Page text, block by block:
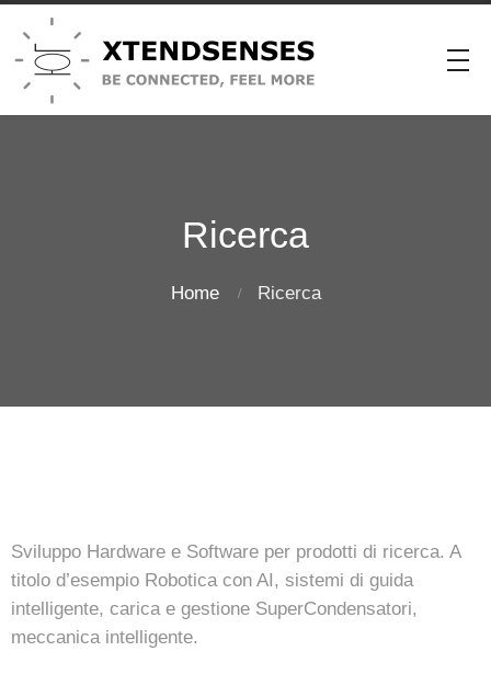
Ricerca
Home Ricerca
Sviluppo Hardware e Software per prodotti di ricerca. A
titolo d’esempio Robotica con AI, sistemi di guida
intelligente, carica e gestione SuperCondensatori,
meccanica intelligente.